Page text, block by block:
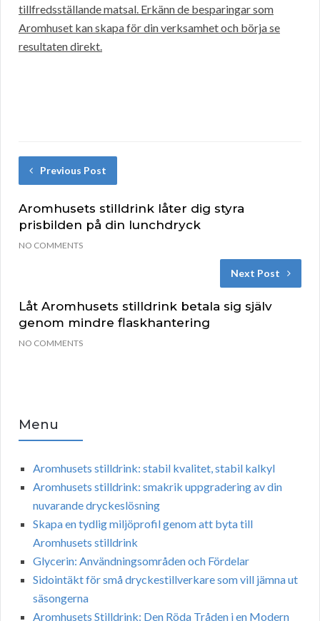
tillfredsställande matsal. Erkänn de besparingar som
Aromhuset kan skapa för din verksamhet och börja se
resultaten direkt.
Previous Post
Aromhusets stilldrink låter dig styra
prisbilden på din lunchdryck
NO COMMENTS
Next Post
Låt Aromhusets stilldrink betala sig själv
genom mindre flaskhantering
NO COMMENTS
Menu
Aromhusets stilldrink: stabil kvalitet, stabil kalkyl
Aromhusets stilldrink: smakrik uppgradering av din
nuvarande dryckeslösning
Skapa en tydlig miljöprofil genom att byta till
Aromhusets stilldrink
Glycerin: Användningsområden och Fördelar
Sidointäkt för små dryckestillverkare som vill jämna ut
säsongerna
Aromhusets Stilldrink: Den Röda Tråden i en Modern